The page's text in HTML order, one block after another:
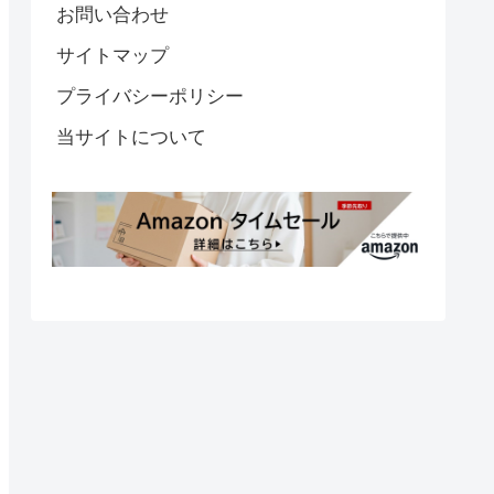
お問い合わせ
サイトマップ
プライバシーポリシー
当サイトについて